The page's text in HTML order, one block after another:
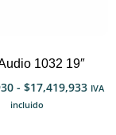
1032 19″
- $17,419,933 IVA
incluido